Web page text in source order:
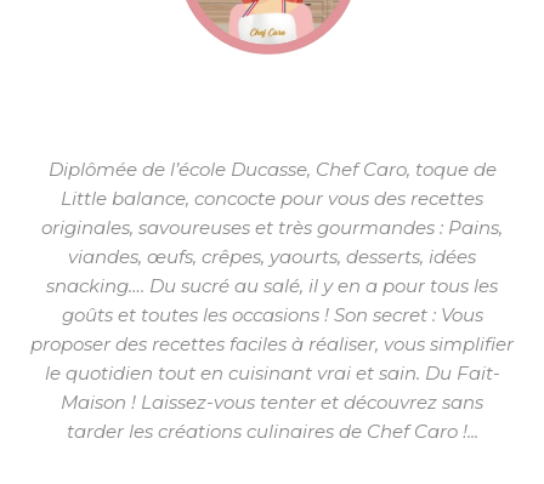
Diplômée de l’école Ducasse, Chef Caro, toque de
Little balance, concocte pour vous des recettes
originales, savoureuses et très gourmandes : Pains,
viandes, œufs, crêpes, yaourts, desserts, idées
snacking…. Du sucré au salé, il y en a pour tous les
goûts et toutes les occasions ! Son secret : Vous
proposer des recettes faciles à réaliser, vous simplifier
le quotidien tout en cuisinant vrai et sain. Du Fait-
Maison ! Laissez-vous tenter et découvrez sans
tarder les créations culinaires de Chef Caro !...